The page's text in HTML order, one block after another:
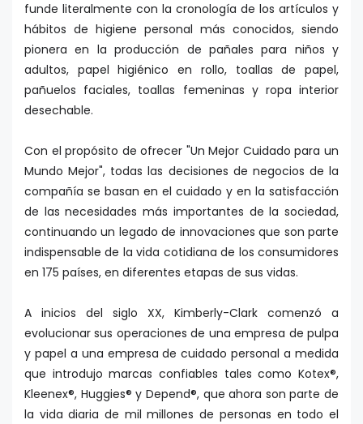
funde literalmente con la cronología de los artículos y
hábitos de higiene personal más conocidos, siendo
pionera en la producción de pañales para niños y
adultos, papel higiénico en rollo, toallas de papel,
pañuelos faciales, toallas femeninas y ropa interior
desechable.
Con el propósito de ofrecer "Un Mejor Cuidado para un
Mundo Mejor", todas las decisiones de negocios de la
compañía se basan en el cuidado y en la satisfacción
de las necesidades más importantes de la sociedad,
continuando un legado de innovaciones que son parte
indispensable de la vida cotidiana de los consumidores
en 175 países, en diferentes etapas de sus vidas.
A inicios del siglo XX, Kimberly-Clark comenzó a
evolucionar sus operaciones de una empresa de pulpa
y papel a una empresa de cuidado personal a medida
que introdujo marcas confiables tales como Kotex®,
Kleenex®, Huggies® y Depend®, que ahora son parte de
la vida diaria de mil millones de personas en todo el